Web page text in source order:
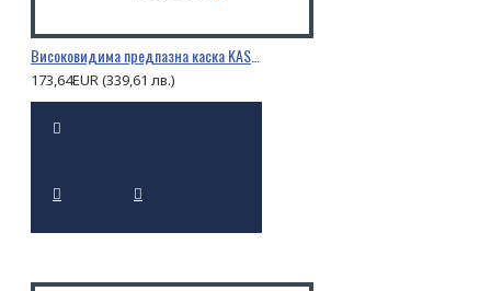
Високовидима предпазна каска KASK PRIMERO HI VIZ
173,64EUR (339,61 лв.)